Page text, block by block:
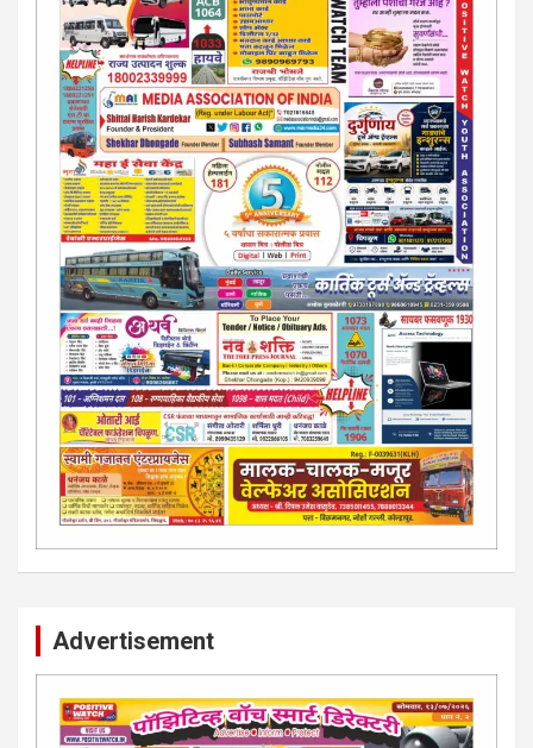
Advertisement